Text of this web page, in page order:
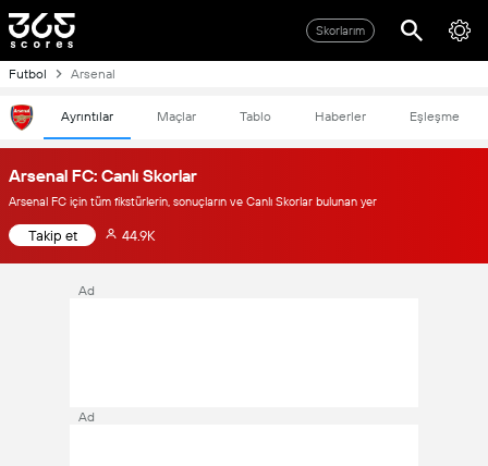
Skorlarım
Futbol Arsenal
Ayrıntılar Maçlar Tablo Haberler Eşleşme
Arsenal FC: Canlı Skorlar
Arsenal FC için tüm fikstürlerin, sonuçların ve Canlı Skorlar bulunan yer
Takip et 44.9K
Ad
Ad